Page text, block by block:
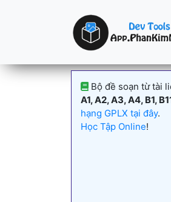
Bộ đề soạn từ tài
A1, A2, A3, A4, B1,
hạng GPLX tại đây.
Học Tập Online!